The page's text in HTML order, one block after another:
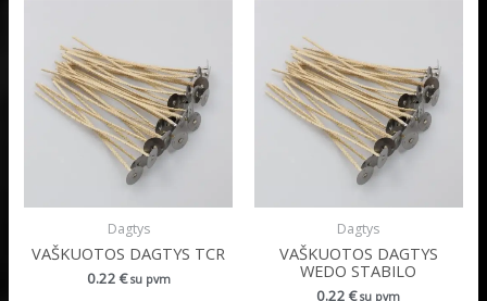
Dagtys
VAŠKUOTOS DAGTYS TCR
0.22 € su pvm
Dagtys
VAŠKUOTOS DAGTYS
WEDO STABILO
0.22€ su pvm